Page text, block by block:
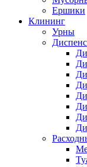
Ершики
Клининг
Урны